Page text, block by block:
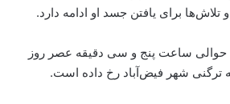
برای یافتن جسد او ادامه دارد.
حوالی ساعت پنج و سی دقیقه عصر روز
شهر فیض‌آباد رخ داده است.